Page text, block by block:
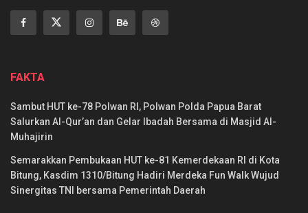
FAKTA
Sambut HUT ke-78 Polwan RI, Polwan Polda Papua Barat
Salurkan Al-Qur’an dan Gelar Ibadah Bersama di Masjid Al-
Muhajirin
Semarakkan Pembukaan HUT ke-81 Kemerdekaan RI di Kota
Bitung, Kasdim 1310/Bitung Hadiri Merdeka Fun Walk Wujud
Sinergitas TNI bersama Pemerintah Daerah